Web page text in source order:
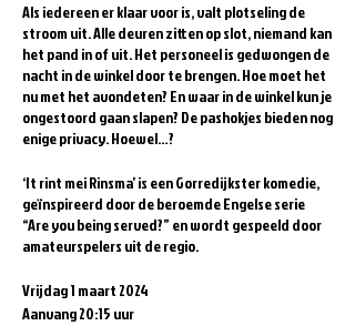
Als iedereen er klaar voor is, valt plotseling de
stroom uit. Alle deuren zitten op slot, niemand kan
het pand in of uit. Het personeel is gedwongen de
nacht in de winkel door te brengen. Hoe moet het
nu met het avondeten? En waar in de winkel kun je
ongestoord gaan slapen? De pashokjes bieden nog
enige privacy. Hoewel…?
‘It rint mei Rinsma’ is een Gorredijkster komedie,
geïnspireerd door de beroemde Engelse serie
“Are you being served?” en wordt gespeeld door
amateurspelers uit de regio.
Vrijdag 1 maart 2024
Aanvang 20:15 uur